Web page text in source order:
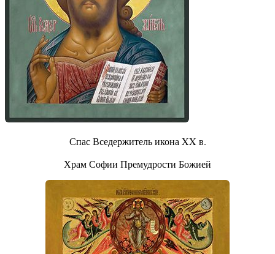
Спас Вседержитель икона XX в.
Храм Софии Премудрости Божией